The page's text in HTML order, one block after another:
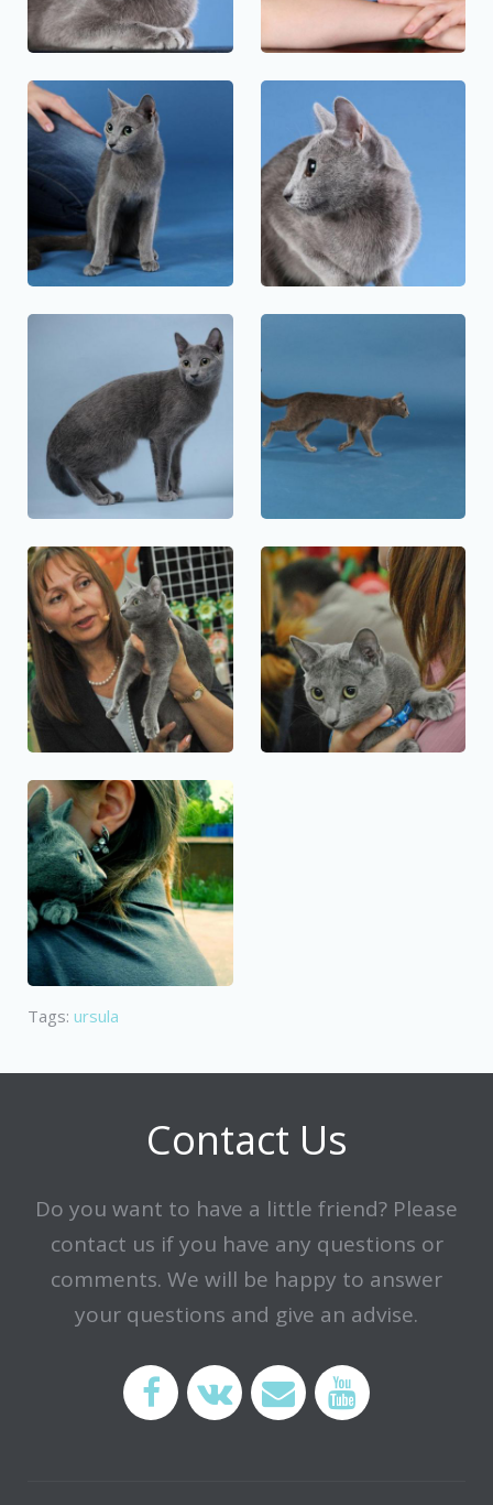
Tags: ursula
Contact Us
Do you want to have a little friend? Please
contact us if you have any questions or
comments. We will be happy to answer
your questions and give an advise.